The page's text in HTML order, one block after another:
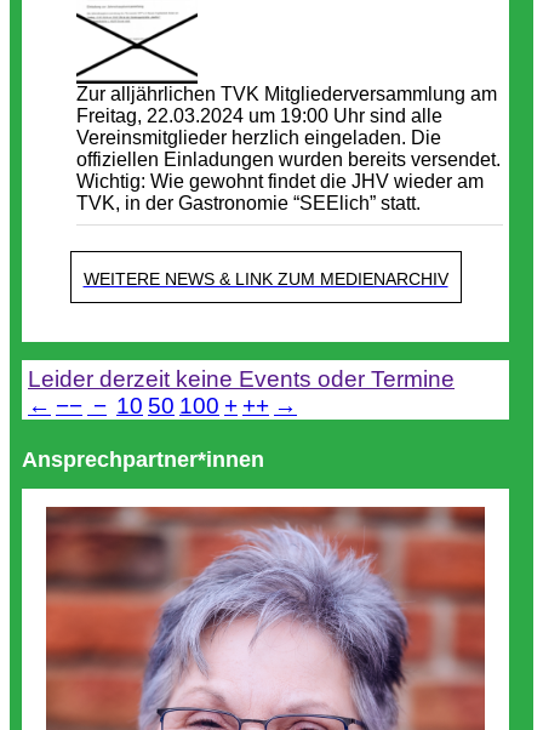
Zur alljährlichen TVK Mitgliederversammlung am
Freitag, 22.03.2024 um 19:00 Uhr sind alle
Vereinsmitglieder herzlich eingeladen. Die
offiziellen Einladungen wurden bereits versendet.
Wichtig: Wie gewohnt findet die JHV wieder am
TVK, in der Gastronomie “SEElich” statt.
WEITERE NEWS & LINK ZUM MEDIENARCHIV
Leider derzeit keine Events oder Termine
← −− − 10 50 100 + ++ →
Ansprechpartner*innen